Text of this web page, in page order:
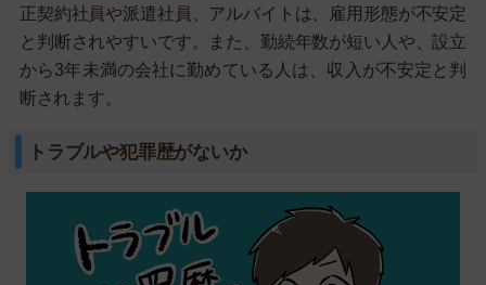
正契約社員や派遣社員、アルバイトは、雇用形態が不安定
と判断されやすいです。また、勤続年数が短い人や、設立
から3年未満の会社に勤めている人は、収入が不安定と判
断されます。
トラブルや犯罪歴がないか